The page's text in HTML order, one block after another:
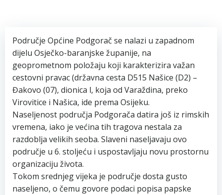
Područje Općine Podgorač se nalazi u zapadnom
dijelu Osječko-baranjske županije, na
geoprometnom položaju koji karakterizira važan
cestovni pravac (državna cesta D515 Našice (D2) –
Đakovo (07), dionica l, koja od Varaždina, preko
Virovitice i Našica, ide prema Osijeku.
Naseljenost područja Podgorača datira još iz rimskih
vremena, iako je većina tih tragova nestala za
razdoblja velikih seoba. Slaveni naseljavaju ovo
područje u 6. stoljeću i uspostavljaju novu prostornu
organizaciju života.
Tokom srednjeg vijeka je područje dosta gusto
naseljeno, o čemu govore podaci popisa papske